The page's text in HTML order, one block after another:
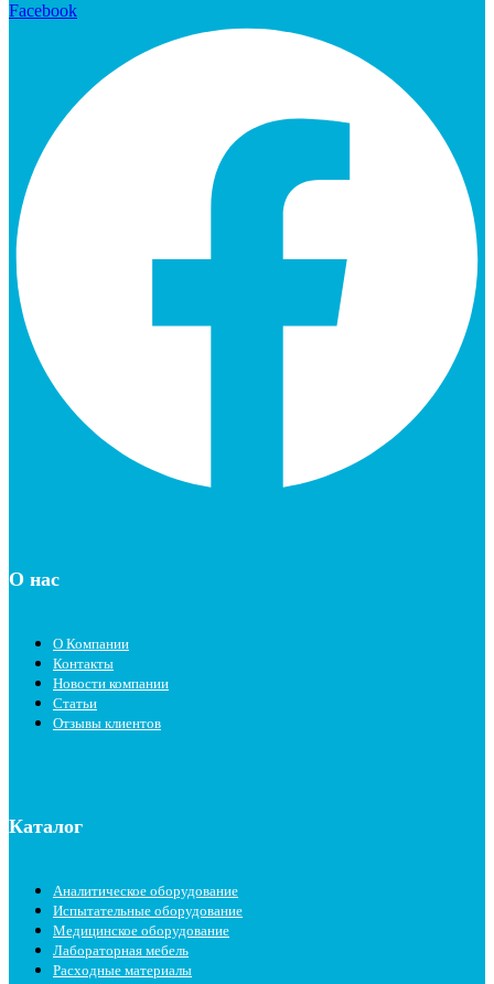
Facebook
О нас
О Компании
Контакты
Новости компании
Статьи
Отзывы клиентов
Каталог
Аналитическое оборудование
Испытательные оборудование
Медицинское оборудование
Лабораторная мебель
Расходные материалы